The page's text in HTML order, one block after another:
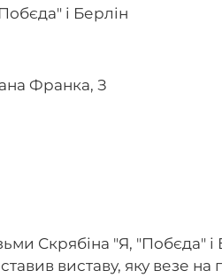
Франка, З
Скрябіна "Я, "Побєда" і
виставу, яку везе на